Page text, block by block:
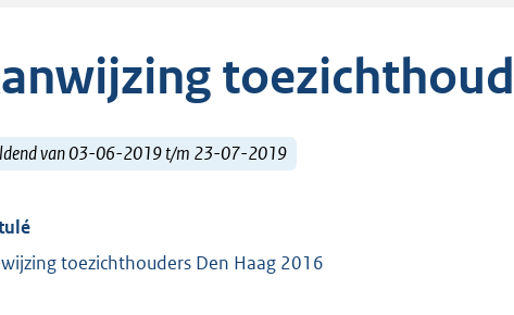
van 03-06-2019 t/m 23-07-2019
toezichthouders Den Haag 2016